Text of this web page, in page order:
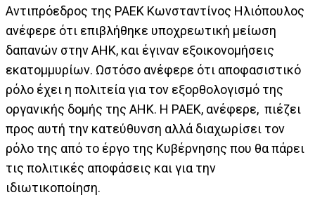
Αντιπρόεδρος της ΡΑΕΚ Κωνσταντίνος Ηλιόπουλος
ανέφερε ότι επιβλήθηκε υποχρεωτική μείωση
δαπανών στην ΑΗΚ, και έγιναν εξοικονομήσεις
εκατομμυρίων. Ωστόσο ανέφερε ότι αποφασιστικό
ρόλο έχει η πολιτεία για τον εξορθολογισμό της
οργανικής δομής της ΑΗΚ. Η ΡΑΕΚ, ανέφερε, πιέζει
προς αυτή την κατεύθυνση αλλά διαχωρίσει τον
ρόλο της από το έργο της Κυβέρνησης που θα πάρει
τις πολιτικές αποφάσεις και για την
ιδιωτικοποίηση.